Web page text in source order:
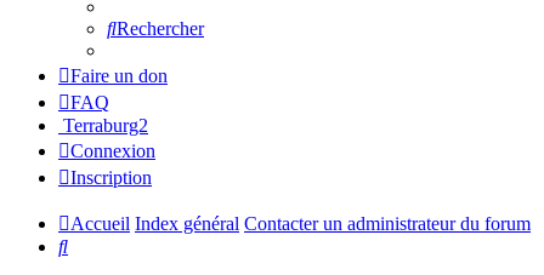
Rechercher
Faire un don
FAQ
Terraburg2
Connexion
Inscription
Accueil Index général Contacter un administrateur du forum
Rechercher